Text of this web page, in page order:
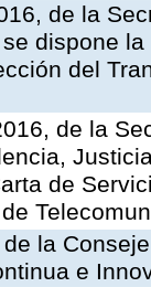
de la
dispone
del
de la
de
la
e